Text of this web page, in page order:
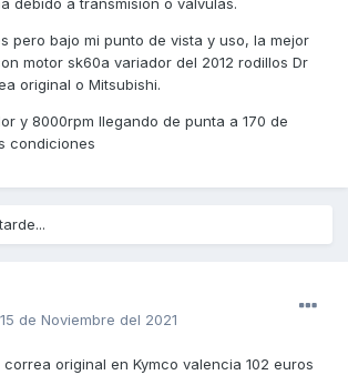
debido a transmisión o válvulas.
pero bajo mi punto de vista y uso, la mejor
motor sk60a variador del 2012 rodillos Dr
original o Mitsubishi.
y 8000rpm llegando de punta a 170 de
condiciones
15 de Noviembre del 2021
original en Kymco valencia 102 euros